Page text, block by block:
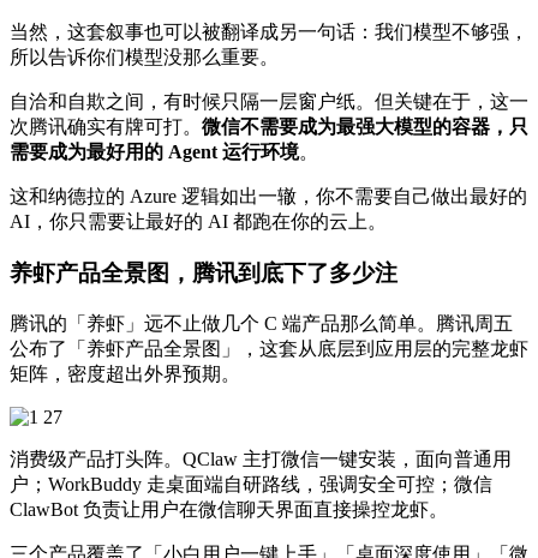
当然，这套叙事也可以被翻译成另一句话：我们模型不够强，
所以告诉你们模型没那么重要。
自洽和自欺之间，有时候只隔一层窗户纸。但关键在于，这一
次腾讯确实有牌可打。 微信不需要成为最强大模型的容器，只
需要成为最好用的 Agent 运行环境。
这和纳德拉的 Azure 逻辑如出一辙，你不需要自己做出最好的
AI，你只需要让最好的 AI 都跑在你的云上。
养虾产品全景图，腾讯到底下了多少注
腾讯的「养虾」远不止做几个 C 端产品那么简单。腾讯周五
公布了「养虾产品全景图」，这套从底层到应用层的完整龙虾
矩阵，密度超出外界预期。
消费级产品打头阵。QClaw 主打微信一键安装，面向普通用
户；WorkBuddy 走桌面端自研路线，强调安全可控；微信
ClawBot 负责让用户在微信聊天界面直接操控龙虾。
三个产品覆盖了「小白用户一键上手」「桌面深度使用」「微